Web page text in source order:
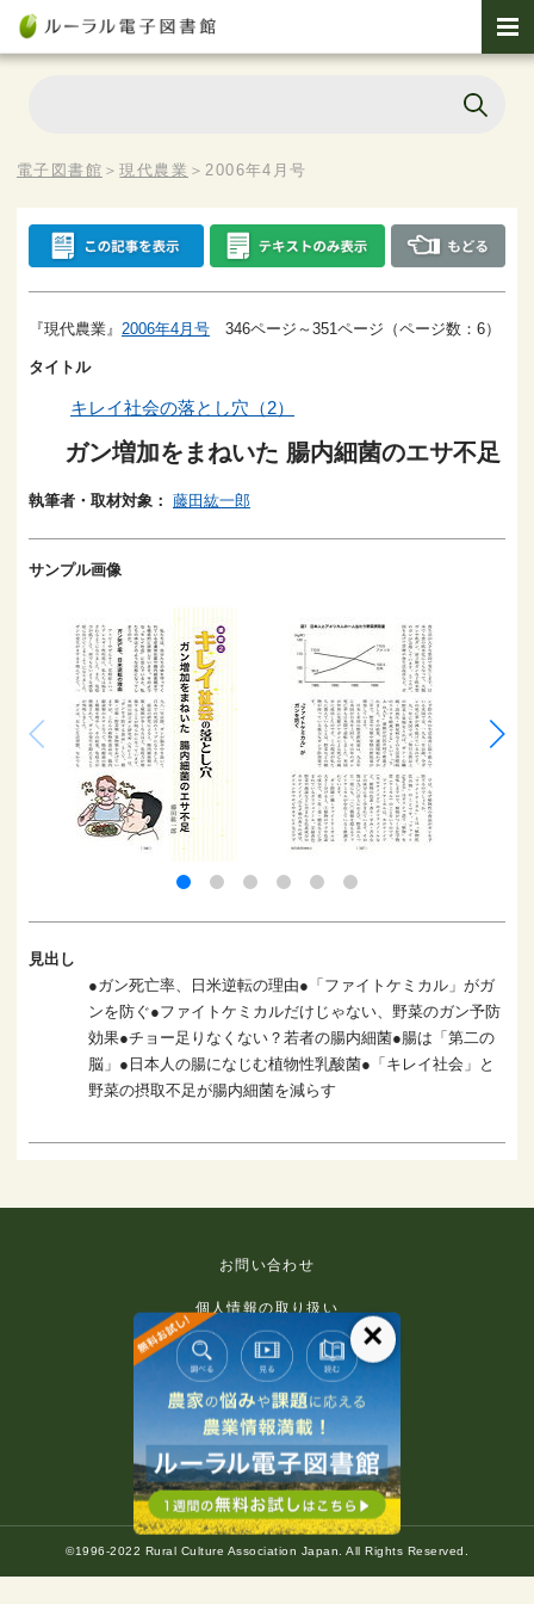
電子図書館 ＞現代農業 ＞2006年4月号
『現代農業』 2006年4月号 346ページ～351ページ（ページ数：6）
タイトル
キレイ社会の落とし穴（2）
ガン増加をまねいた 腸内細菌のエサ不足
執筆者・取材対象： 藤田紘一郎
サンプル画像
見出し
●ガン死亡率、日米逆転の理由●「ファイトケミカル」がガ
ンを防ぐ●ファイトケミカルだけじゃない、野菜のガン予防
効果●チョー足りなくない？若者の腸内細菌●腸は「第二の
脳」●日本人の腸になじむ植物性乳酸菌●「キレイ社会」と
野菜の摂取不足が腸内細菌を減らす
お問い合わせ
個人情報の取り扱い
免責事項
利用規約
推奨環境
著作権等について
©1996-2022 Rural Culture Association Japan. All Rights Reserved.
×